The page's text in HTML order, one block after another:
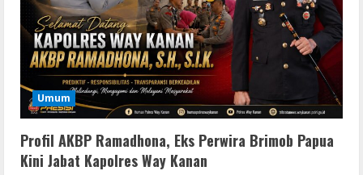
Umum
Profil AKBP Ramadhona, Eks Perwira Brimob Papua
Kini Jabat Kapolres Way Kanan